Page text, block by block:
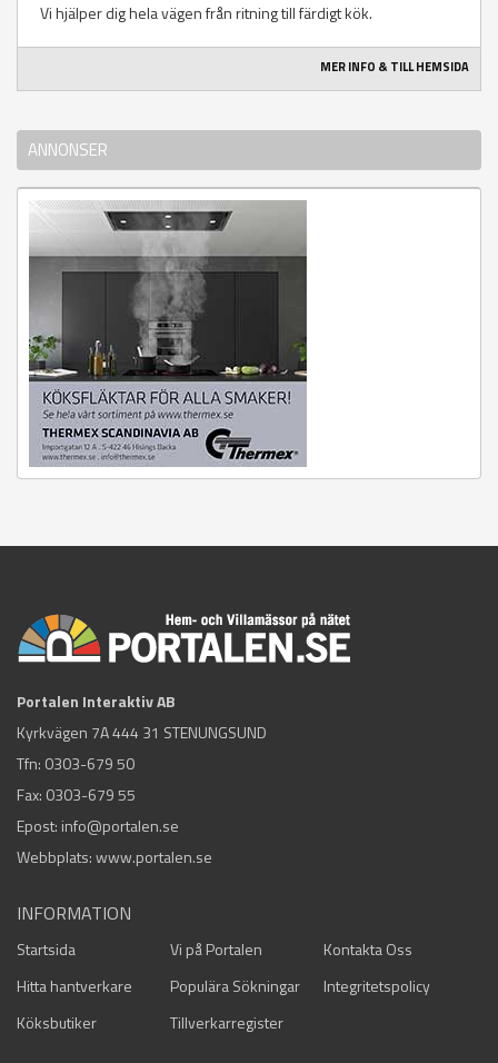
Vi hjälper dig hela vägen från ritning till färdigt kök.
MER INFO & TILL HEMSIDA
ANNONSER
Portalen Interaktiv AB
Kyrkvägen 7A 444 31 STENUNGSUND
Tfn: 0303-679 50
Fax: 0303-679 55
Epost: info@portalen.se
Webbplats: www.portalen.se
INFORMATION
Startsida Vi på Portalen
Kontakta Oss
Hitta hantverkare
Populära Sökningar
Integritetspolicy
Köksbutiker
Tillverkarregister